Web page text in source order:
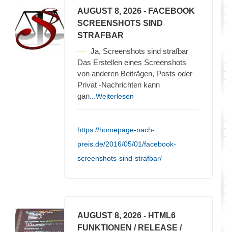
AUGUST 8, 2026 - FACEBOOK
SCREENSHOTS SIND
STRAFBAR
Ja, Screenshots sind strafbar
Das Erstellen eines Screenshots
von anderen Beiträgen, Posts oder
Privat -Nachrichten kann
gan ...Weiterlesen
https://homepage-nach-
preis.de/2016/05/01/facebook-
screenshots-sind-strafbar/
AUGUST 8, 2026 - HTML6
FUNKTIONEN / RELEASE /